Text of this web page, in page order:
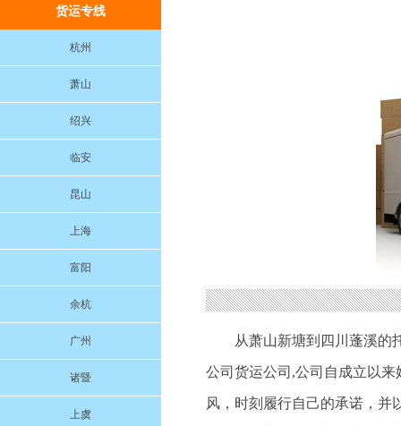
货运专线
杭州
萧山
绍兴
临安
昆山
上海
富阳
余杭
广州
诸暨
上虞
从萧山新塘到四川蓬溪的
公司货运公司,公司自成立以
风，时刻履行自己的承诺，并